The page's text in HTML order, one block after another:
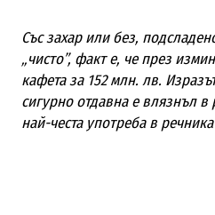
Със захар или без,
„чисто”, факт е, че през
кафета за 152 млн. лв.
сигурно отдавна е влязнъл в
най-честа употреба в